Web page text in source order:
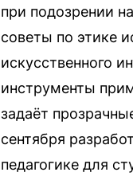
при подозрении
советы по этике
искусственного
инструменты
задаёт
сентября
педагогике для